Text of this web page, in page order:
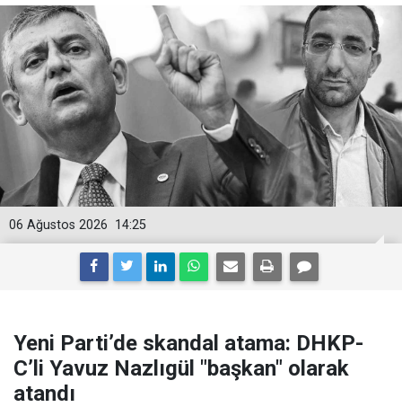
14:25
06 Ağustos 2026
Yeni Parti’de skandal atama: DHKP-
C’li Yavuz Nazlıgül "başkan" olarak
atandı